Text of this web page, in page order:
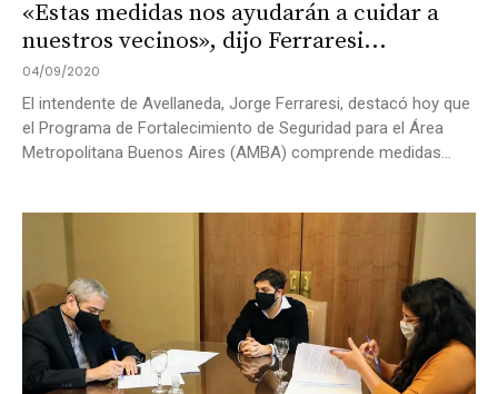
«Estas medidas nos ayudarán a cuidar a
nuestros vecinos», dijo Ferraresi...
04/09/2020
El intendente de Avellaneda, Jorge Ferraresi, destacó hoy que
el Programa de Fortalecimiento de Seguridad para el Área
Metropolitana Buenos Aires (AMBA) comprende medidas...